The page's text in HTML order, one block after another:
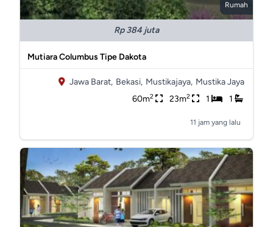
Rumah
Rp 384 juta
Mutiara Columbus Tipe Dakota
Jawa Barat, Bekasi, Mustikajaya, Mustika Jaya
60m2 23m2 1 1
11 jam yang lalu